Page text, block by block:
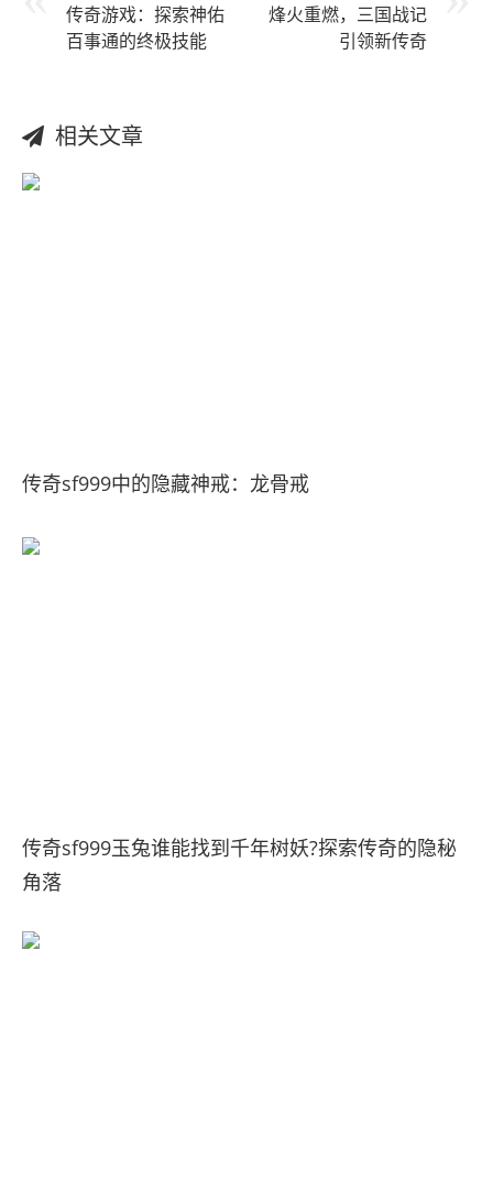
传奇游戏：探索神佑
百事通的终极技能
烽火重燃，三国战记
引领新传奇
相关文章
传奇sf999中的隐藏神戒：龙骨戒
传奇sf999玉兔谁能找到千年树妖?探索传奇的隐秘
角落